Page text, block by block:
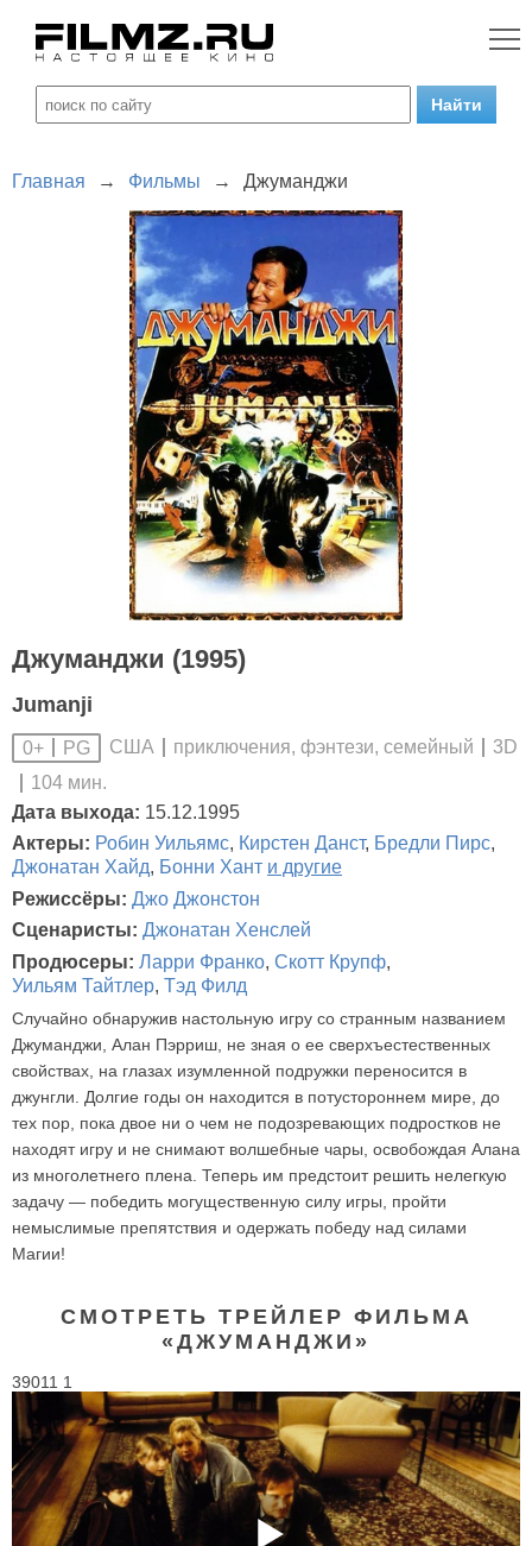
Главная → Фильмы → Джуманджи
Джуманджи (1995)
Jumanji
0+ PG США приключения, фэнтези, семейный
3D
104 мин.
Дата выхода: 15.12.1995
Актеры: Робин Уильямс, Кирстен Данст, Бредли Пирс,
Джонатан Хайд, Бонни Хант и другие
Режиссёры: Джо Джонстон
Сценаристы: Джонатан Хенслей
Продюсеры: Ларри Франко, Скотт Крупф,
Уильям Тайтлер, Тэд Филд
Случайно обнаружив настольную игру со странным названием
Джуманджи, Алан Пэрриш, не зная о ее сверхъестественных
свойствах, на глазах изумленной подружки переносится в
джунгли. Долгие годы он находится в потустороннем мире, до
тех пор, пока двое ни о чем не подозревающих подростков не
находят игру и не снимают волшебные чары, освобождая Алана
из многолетнего плена. Теперь им предстоит решить нелегкую
задачу — победить могущественную силу игры, пройти
немыслимые препятствия и одержать победу над силами
Магии!
СМОТРЕТЬ ТРЕЙЛЕР ФИЛЬМА
«ДЖУМАНДЖИ»
39011 1